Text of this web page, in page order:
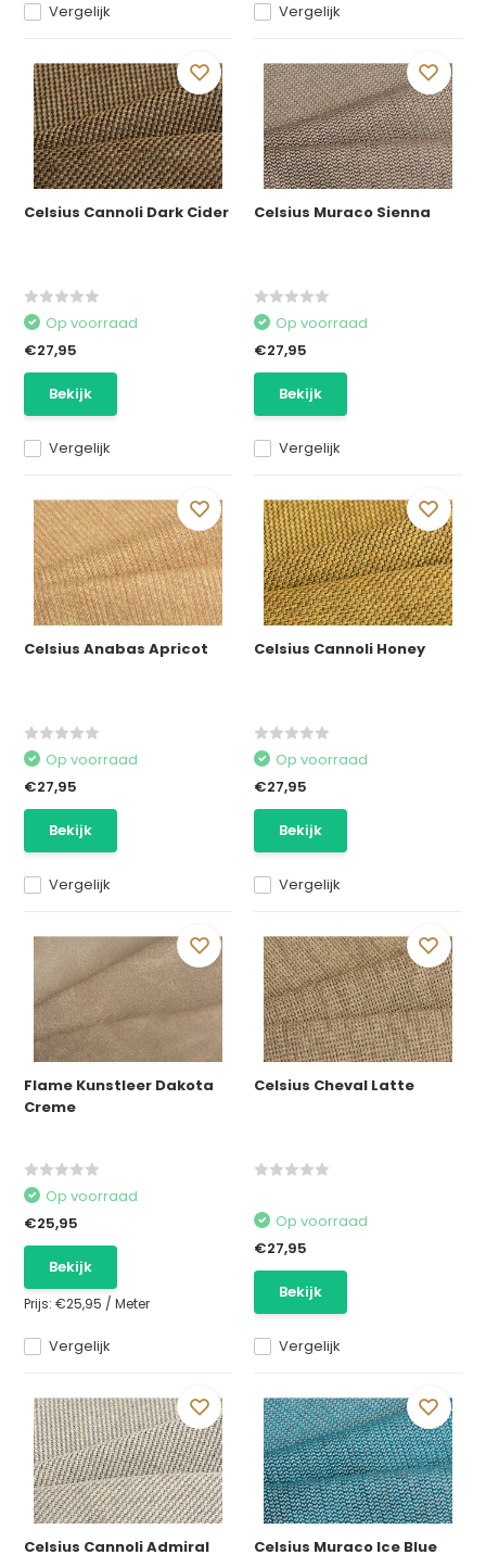
Vergelijk Vergelijk
Celsius Cannoli Dark Cider
Vergelijk
Op voorraad
€27,95
Bekijk
Celsius Muraco Sienna
Vergelijk
Op voorraad
€27,95
Bekijk
Celsius Anabas Apricot
Vergelijk
Op voorraad
€27,95
Bekijk
Celsius Cannoli Honey
Vergelijk
Op voorraad
€27,95
Bekijk
Flame Kunstleer Dakota
Creme
Vergelijk
Op voorraad
€25,95
Bekijk
Prijs:€25,95 /Meter
Celsius Cheval Latte
Vergelijk
Op voorraad
€27,95
Bekijk
Celsius Cannoli Admiral Celsius Muraco Ice Blue